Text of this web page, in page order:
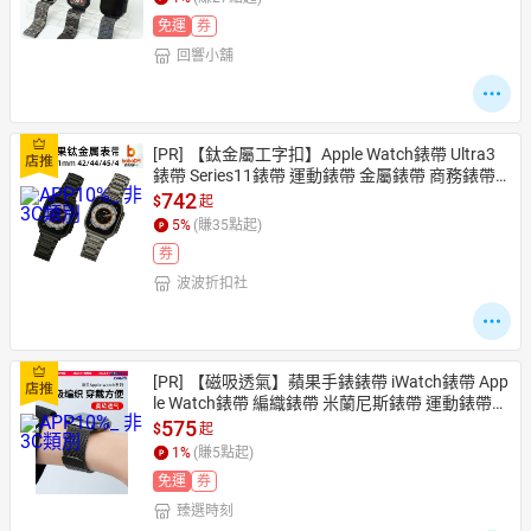
免運
券
回響小舖
[PR]
【鈦金屬工字扣】Apple Watch錶帶 Ultra3
錶帶 Series11錶帶 運動錶帶 金屬錶帶 商務錶帶
輕量耐磨 親膚防過敏 適用蘋果手錶 快拆設計
$742起
5% (賺35點起)
券
波波折扣社
[PR]
【磁吸透氣】蘋果手錶錶帶 iWatch錶帶 App
le Watch錶帶 編織錶帶 米蘭尼斯錶帶 運動錶帶
鈦金屬錶帶 不鏽鋼錶帶 高級質感 男女通用 適用
於S11/S10/Ultra2/9/8/7/SE
$575起
1 % (賺5點起)
免運
券
臻選時刻